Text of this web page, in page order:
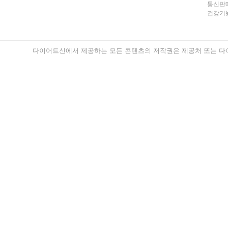
통신판
건강기
다이어트신에서 제공하는 모든 콘텐츠의 저작권은 제공처 또는